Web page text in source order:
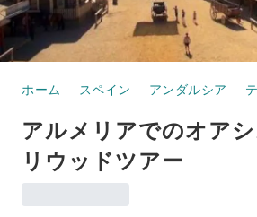
ホーム スペイン アンダルシア
アルメリアでのオア
リウッドツアー